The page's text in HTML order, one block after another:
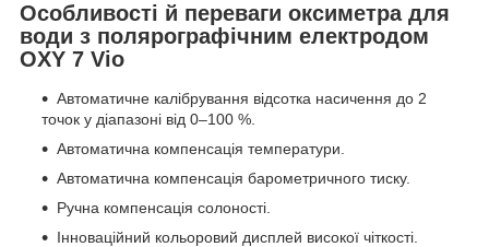
Особливості й переваги оксиметра для
води з полярографічним електродом
OXY 7 Vio
Автоматичне калібрування відсотка насичення до 2
точок у діапазоні від 0–100 %.
Автоматична компенсація температури.
Автоматична компенсація барометричного тиску.
Ручна компенсація солоності.
Інноваційний кольоровий дисплей високої чіткості.